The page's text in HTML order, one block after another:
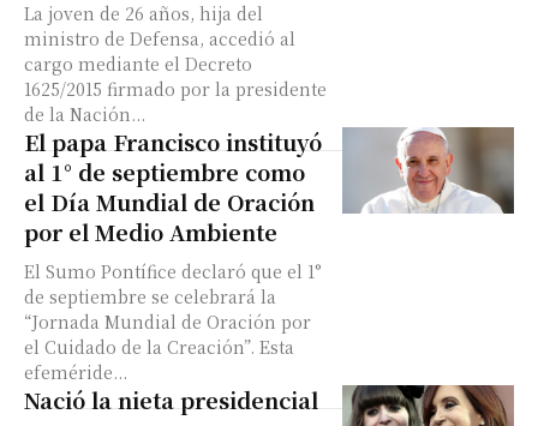
La joven de 26 años, hija del
ministro de Defensa, accedió al
cargo mediante el Decreto
1625/2015 firmado por la presidente
de la Nación...
El papa Francisco instituyó
al 1° de septiembre como
el Día Mundial de Oración
por el Medio Ambiente
El Sumo Pontífice declaró que el 1°
de septiembre se celebrará la
“Jornada Mundial de Oración por
el Cuidado de la Creación”. Esta
efeméride...
Nació la nieta presidencial